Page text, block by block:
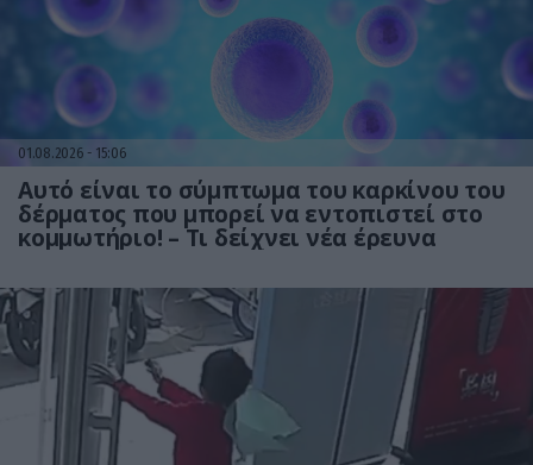
01.08.2026 15:06
Αυτό είναι το σύμπτωμα του καρκίνου του
δέρματος που μπορεί να εντοπιστεί στο
κομμωτήριο! – Τι δείχνει νέα έρευνα